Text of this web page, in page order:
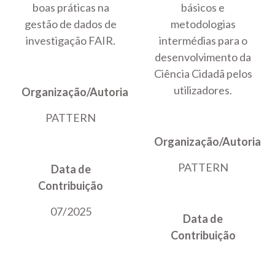
boas práticas na
gestão de dados de
investigação FAIR.
Organização/Autoria
PATTERN
Data de
Contribuição
07/2025
básicos e
metodologias
intermédias para o
desenvolvimento da
Ciência Cidadã pelos
utilizadores.
Organização/Autoria
PATTERN
Data de
Contribuição